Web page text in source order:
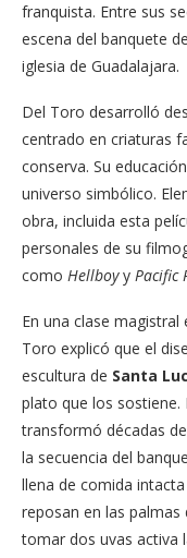
franquista. Entre sus
escena del banquete
iglesia de Guadalajara.
Del Toro desarrolló
centrado en criaturas
conserva. Su
universo simbólico.
obra, incluida esta
personales de su
como Hellboyy Pacific
En una clase magistral
Toro explicó que el
escultura de Santa
plato que los sostiene.
transformó décadas
la secuencia del
llena de comida
reposan en las palmas
tomar dos uvas activa